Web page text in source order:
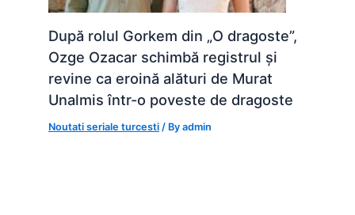
După rolul Gorkem din „O dragoste”,
Ozge Ozacar schimbă registrul și
revine ca eroină alături de Murat
Unalmis într-o poveste de dragoste
Noutati seriale turcesti / Byadmin